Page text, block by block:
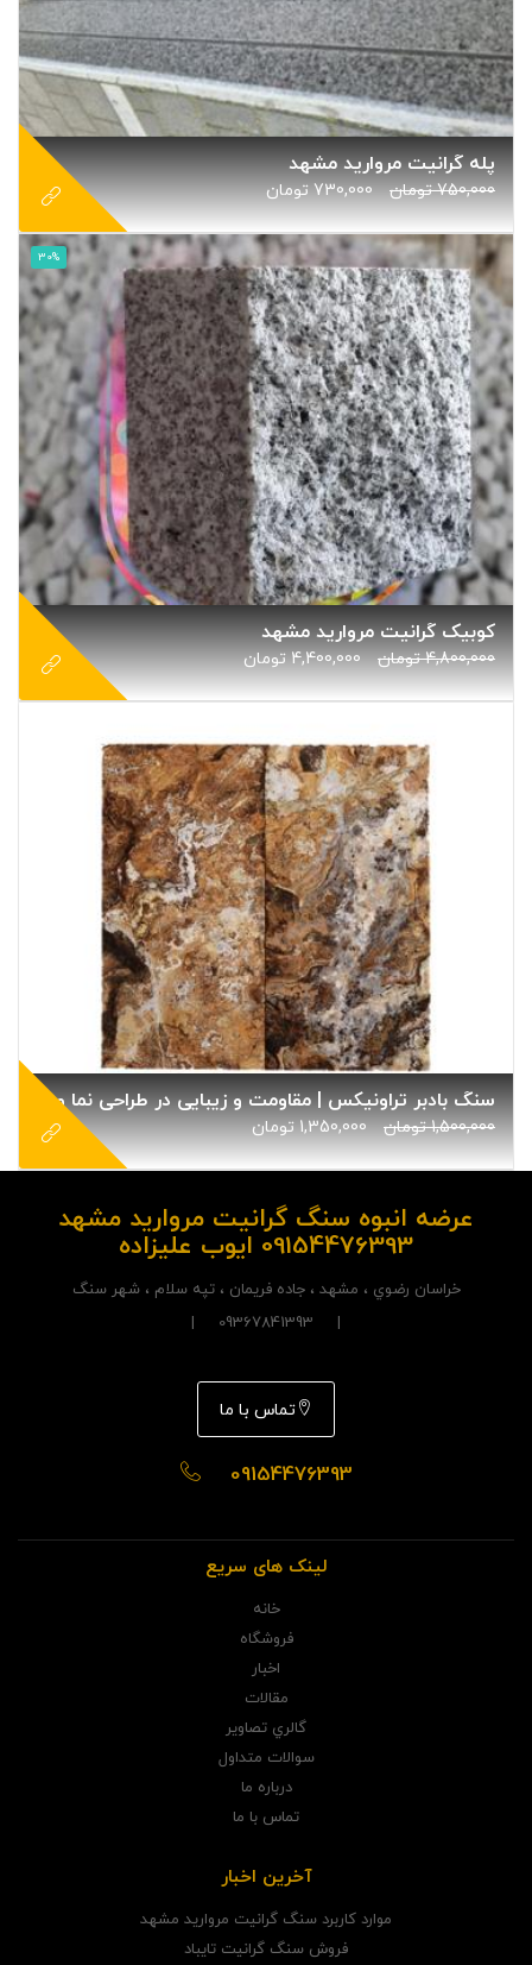
پله گرانیت مروارید مشهد
750,000 تومان 730,000 تومان
30%
کوبیک گرانیت مروارید مشهد
4,800,000 تومان 4,400,000 تومان
سنگ بادبر تراونیکس | مقاومت و زیبایی در طراحی نما و محوطه
1,500,000 تومان 1,350,000 تومان
عرضه انبوه سنگ گرانیت مروارید مشهد
09154476393 ایوب علیزاده
خراسان رضوي ، مشهد ، جاده فريمان ، تپه سلام ، شهر سنگ
| 09367841393 |
تماس با ما
09154476393
لینک های سریع
خانه
فروشگاه
اخبار
مقالات
گالري تصاوير
سوالات متداول
درباره ما
تماس با ما
آخرین اخبار
موارد کاربرد سنگ گرانیت مروارید مشهد
فروش سنگ گرانیت تایباد